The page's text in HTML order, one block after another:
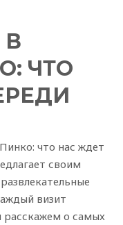
В
ЧТО
что нас ждет
своим
визит
расскажем о самых